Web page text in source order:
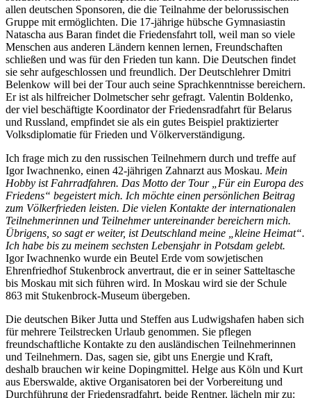
allen deutschen Sponsoren, die die Teilnahme der belorussischen
Gruppe mit ermöglichten. Die 17-jährige hübsche Gymnasiastin
Natascha aus Baran findet die Friedensfahrt toll, weil man so viele
Menschen aus anderen Ländern kennen lernen, Freundschaften
schließen und was für den Frieden tun kann. Die Deutschen findet
sie sehr aufgeschlossen und freundlich. Der Deutschlehrer Dmitri
Belenkow will bei der Tour auch seine Sprachkenntnisse bereichern.
Er ist als hilfreicher Dolmetscher sehr gefragt. Valentin Boldenko,
der viel beschäftigte Koordinator der Friedensradfahrt für Belarus
und Russland, empfindet sie als ein gutes Beispiel praktizierter
Volksdiplomatie für Frieden und Völkerverständigung.
Ich frage mich zu den russischen Teilnehmern durch und treffe auf
Igor Iwachnenko, einen 42-jährigen Zahnarzt aus Moskau. Mein
Hobby ist Fahrradfahren. Das Motto der Tour „Für ein Europa des
Friedens“ begeistert mich. Ich möchte einen persönlichen Beitrag
zum Völkerfrieden leisten. Die vielen Kontakte der internationalen
Teilnehmerinnen und Teilnehmer untereinander bereichern mich.
Übrigens, so sagt er weiter, ist Deutschland meine „kleine Heimat“.
Ich habe bis zu meinem sechsten Lebensjahr in Potsdam gelebt.
Igor Iwachnenko wurde ein Beutel Erde vom sowjetischen
Ehrenfriedhof Stukenbrock anvertraut, die er in seiner Satteltasche
bis Moskau mit sich führen wird. In Moskau wird sie der Schule
863 mit Stukenbrock-Museum übergeben.
Die deutschen Biker Jutta und Steffen aus Ludwigshafen haben sich
für mehrere Teilstrecken Urlaub genommen. Sie pflegen
freundschaftliche Kontakte zu den ausländischen Teilnehmerinnen
und Teilnehmern. Das, sagen sie, gibt uns Energie und Kraft,
deshalb brauchen wir keine Dopingmittel. Helge aus Köln und Kurt
aus Eberswalde, aktive Organisatoren bei der Vorbereitung und
Durchführung der Friedensradfahrt, beide Rentner, lächeln mir zu: